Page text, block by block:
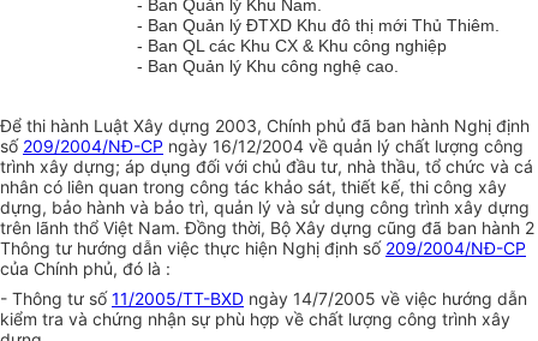
- Ban Quản lý Khu Nam.
- Ban Quản lý ĐTXD Khu đô thị mới Thủ Thiêm.
- Ban QL các Khu CX & Khu công nghiệp
- Ban Quản lý Khu công nghệ cao.
Để thi hành Luật Xây dựng 2003, Chính phủ đã ban hành Nghị định
số 209/2004/NĐ-CP ngày 16/12/2004 về quản lý chất lượng công
trình xây dựng; áp dụng đối với chủ đầu tư, nhà thầu, tổ chức và cá
nhân có liên quan trong công tác khảo sát, thiết kế, thi công xây
dựng, bảo hành và bảo trì, quản lý và sử dụng công trình xây dựng
trên lãnh thổ Việt Nam. Đồng thời, Bộ Xây dựng cũng đã ban hành 2
Thông tư hướng dẫn việc thực hiện Nghị định số 209/2004/NĐ-CP
của Chính phủ, đó là :
- Thông tư số11/2005/TT-BXD ngày 14/7/2005 về việc hướng dẫn
kiểm tra và chứng nhận sự phù hợp về chất lượng công trình xây